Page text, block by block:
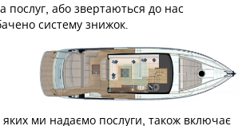
послуг, або звертаються до нас
систему знижок.
яких ми надаємо послуги, також включає